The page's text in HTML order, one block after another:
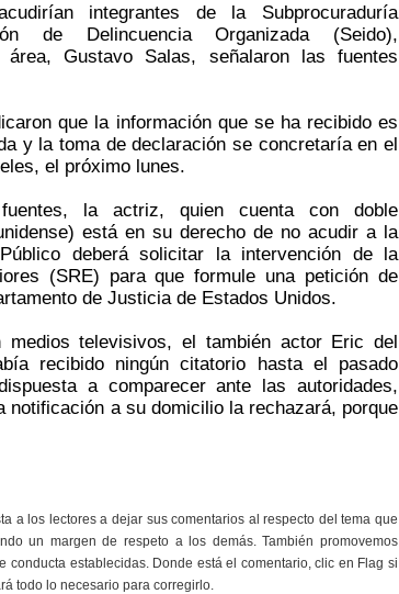
integrantes de la Subprocuraduría
de Delincuencia Organizada (Seido),
Gustavo Salas, señalaron las fuentes
que la información que se ha recibido es
y la toma de declaración se concretaría en el
el próximo lunes.
la actriz, quien cuenta con doble
está en su derecho de no acudir a la
deberá solicitar la intervención de la
(SRE) para que formule una petición de
de Justicia de Estados Unidos.
televisivos, el también actor Eric del
recibido ningún citatorio hasta el pasado
a comparecer ante las autoridades,
notificación a su domicilio la rechazará, porque
a los lectores a dejar sus comentarios al respecto del tema que
un margen de respeto a los demás. También promovemos
conducta establecidas. Donde está el comentario, clic en Flag si
todo lo necesario para corregirlo.